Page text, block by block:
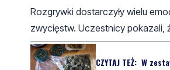
Rozgrywki dostarczyły wielu
zwycięstw. Uczestnicy pokazali,
CZYTAJ TEŻ: W